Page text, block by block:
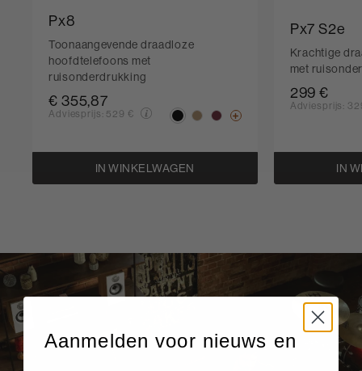
Px8
Toonaangevende draadloze
hoofdtelefoons met
ruisonderdrukking
€ 355,87
Adviesprijs: 529 €
IN WINKELWAGEN
Px7 S2e
Krachtige
met
299 €
Adviesprijs:
IN
Aanmelden voor nieuws en